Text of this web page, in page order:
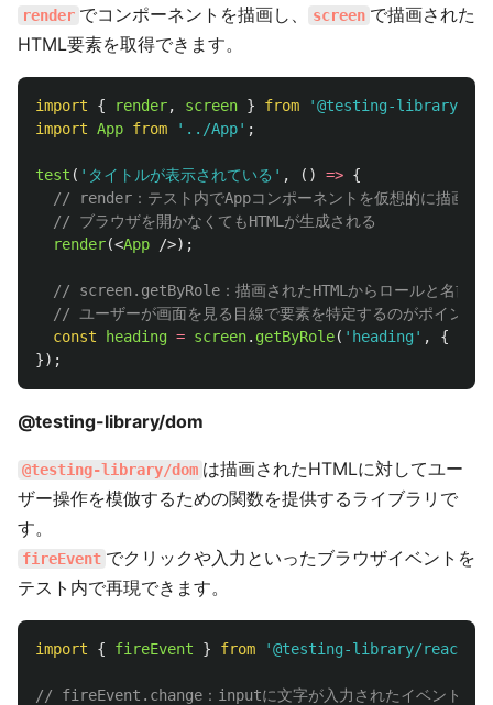
render でコンポーネントを描画し、 screen で描画された
HTML要素を取得できます。
import { render, screen } from '@testing-library/
import App from ' ../App' ;
test ( ' タイトルが表示されている ' , () => {
// render：テスト内でAppコンポーネントを仮想的に描画す
// ブラウザを開かなくてもHTMLが生成される
render(<App />);
// screen.getByRole：描画されたHTMLからロールと名前で
// ユーザーが画面を見る目線で要素を特定するのがポイント
const
heading = screen. getByRole( ' heading ' , {
});
@testing-library/dom
@testing-library/dom は描画されたHTMLに対してユー
ザー操作を模倣するための関数を提供するライブラリで
す。
fireEvent でクリックや入力といったブラウザイベントを
テスト内で再現できます。
import { fireEvent } from '@testing-library/react
// fireEvent.change：inputに文字が入力されたイベントを発